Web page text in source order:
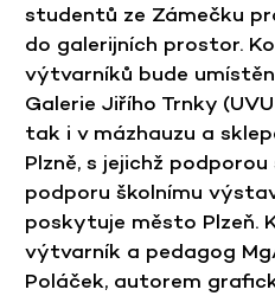
studentů ze Zámečku
do galerijních prostor.
výtvarníků bude
Galerie Jiřího Trnky
tak i v mázhauzu a
Plzně, s jejichž
podporu školnímu
poskytuje město Plzeň.
výtvarník a pedagog
Poláček, autorem